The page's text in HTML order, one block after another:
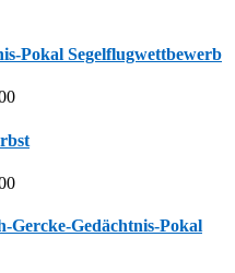
Pokal Segelflugwettbewerb
Gercke-Gedächtnis-Pokal